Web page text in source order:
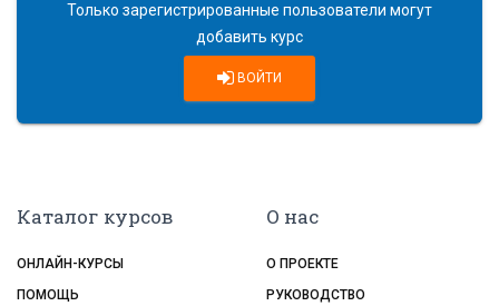
Только зарегистрированные пользователи могут
добавить курс
ВОЙТИ
Каталог курсов
ОНЛАЙН-КУРСЫ
ПОМОЩЬ
О нас
О ПРОЕКТЕ
РУКОВОДСТВО